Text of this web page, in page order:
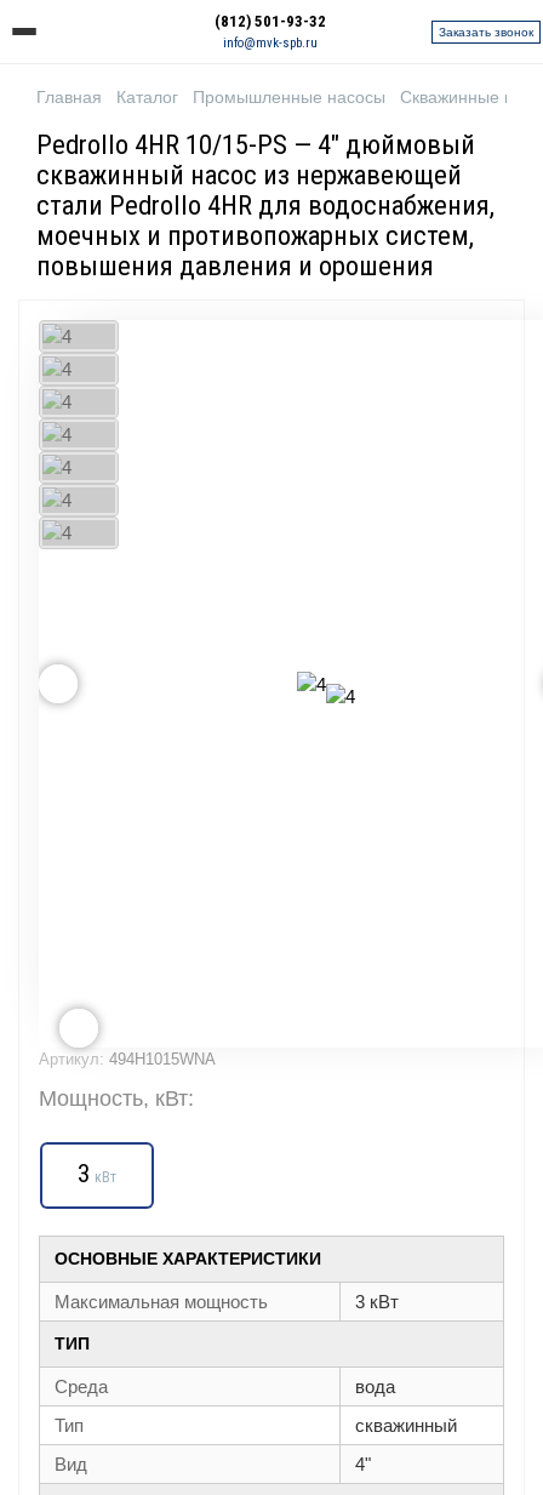
(812) 501-93-32
info@mvk-spb.ru
Заказать звонок
Главная Каталог Промышленные насосы Скважинные
Pedrollo 4HR 10/15-PS — 4" дюймовый
скважинный насос из нержавеющей
стали Pedrollo 4HR для водоснабжения,
моечных и противопожарных систем,
повышения давления и орошения
Артикул: 494H1015WNA
Мощность, кВт:
3 кВт
ОСНОВНЫЕ ХАРАКТЕРИСТИКИ
Максимальная мощность 3 кВт
ТИП
Среда
вода
Тип
скважинный
Вид
4"